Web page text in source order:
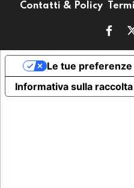
Contatti & Policy
Informativa sulla raccolta
Le tue